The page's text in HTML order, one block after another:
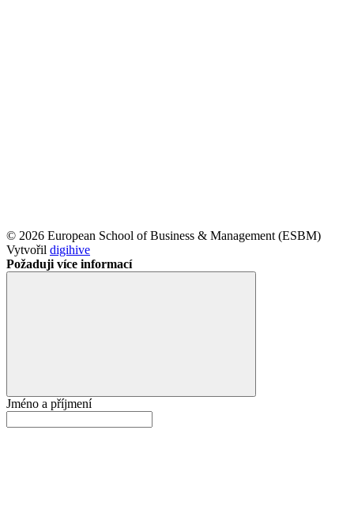
© 2026 European School of Business & Management (ESBM)
Vytvořil digihive
Požaduji více informací
Jméno a příjmení